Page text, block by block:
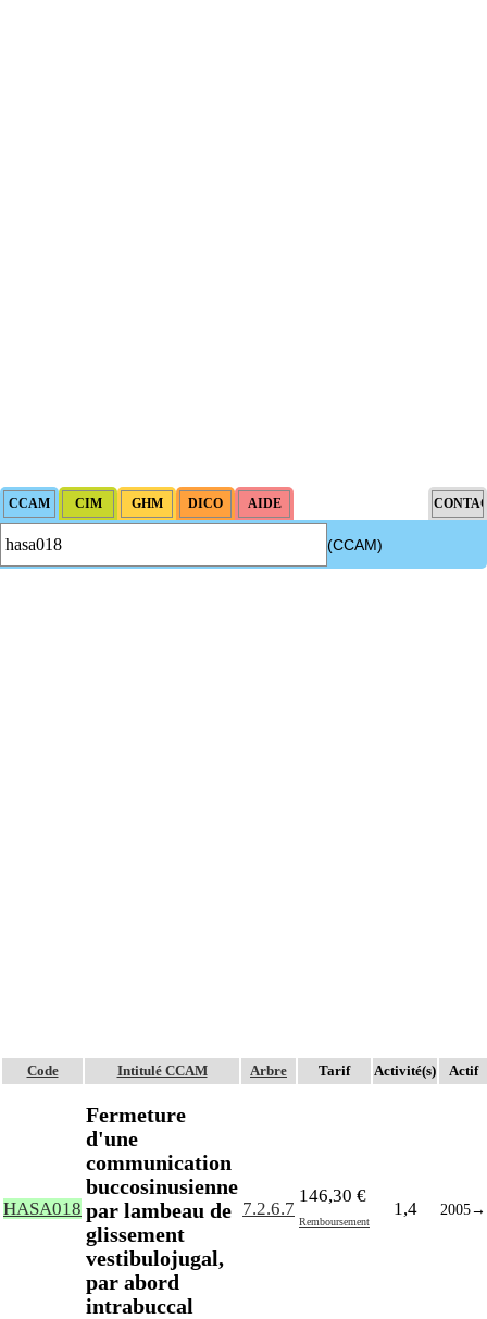
(CCAM)
Code Intitulé CCAM Arbre Tarif Activité(s) Actif
HASA018
Fermeture
d'une
communication
buccosinusienne
par lambeau de
glissement
vestibulojugal,
par abord
intrabuccal
7.2.6.7
146,30 €
Remboursement
1,4 2005→